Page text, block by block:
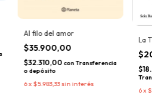
Al filo del amor
$35.900,00
$32.310,00 conTransferencia
o depósito
6x $5.983,33sin interés
La
6x